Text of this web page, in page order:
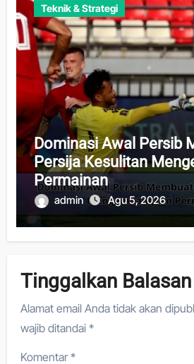
Teknik & Strategi
Dominasi Awal Persib
Persija Kesulitan
Permainan
admin Agu 5, 2026
Tinggalkan Balasan
Alamat email Anda tidak akan
wajib ditandai*
Komentar*